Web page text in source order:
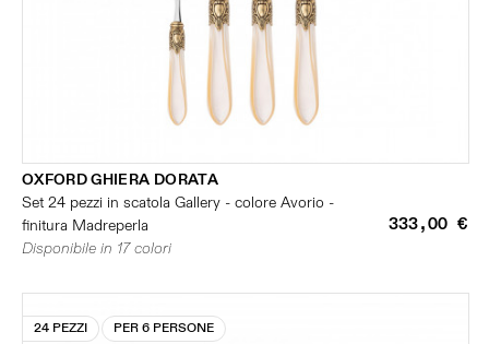
OXFORD GHIERA DORATA
Set 24 pezzi in scatola Gallery - colore Avorio -
finitura Madreperla
333,00 €
Disponibile in 17 colori
24 PEZZI PER 6 PERSONE